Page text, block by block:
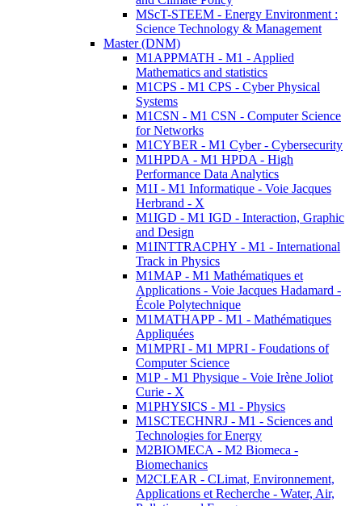
MScT-STEEM - Energy Environment :
Science Technology & Management
Master (DNM)
M1APPMATH - M1 - Applied
Mathematics and statistics
M1CPS - M1 CPS - Cyber Physical
Systems
M1CSN - M1 CSN - Computer Science
for Networks
M1CYBER - M1 Cyber - Cybersecurity
M1HPDA - M1 HPDA - High
Performance Data Analytics
M1I - M1 Informatique - Voie Jacques
Herbrand - X
M1IGD - M1 IGD - Interaction, Graphic
and Design
M1INTTRACPHY - M1 - International
Track in Physics
M1MAP - M1 Mathématiques et
Applications - Voie Jacques Hadamard -
École Polytechnique
M1MATHAPP - M1 - Mathématiques
Appliquées
M1MPRI - M1 MPRI - Foudations of
Computer Science
M1P - M1 Physique - Voie Irène Joliot
Curie - X
M1PHYSICS - M1 - Physics
M1SCTECHNRJ - M1 - Sciences and
Technologies for Energy
M2BIOMECA - M2 Biomeca -
Biomechanics
M2CLEAR - CLimat, Environnement,
Applications et Recherche - Water, Air,